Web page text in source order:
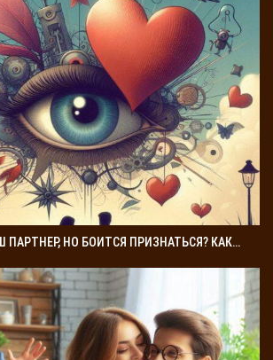
ПАРТНЕР, НО БОИТСЯ ПРИЗНАТЬСЯ? КАК…